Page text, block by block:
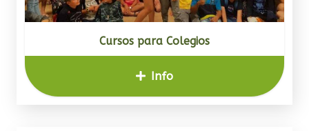
Cursos para Colegios
Info